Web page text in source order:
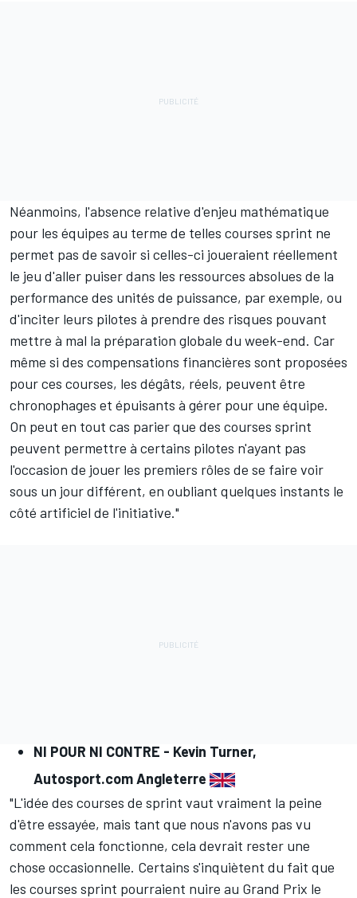
Néanmoins, l'absence relative d'enjeu mathématique
pour les équipes au terme de telles courses sprint ne
permet pas de savoir si celles-ci joueraient réellement
le jeu d'aller puiser dans les ressources absolues de la
performance des unités de puissance, par exemple, ou
d'inciter leurs pilotes à prendre des risques pouvant
mettre à mal la préparation globale du week-end. Car
même si des compensations financières sont proposées
pour ces courses, les dégâts, réels, peuvent être
chronophages et épuisants à gérer pour une équipe.
On peut en tout cas parier que des courses sprint
peuvent permettre à certains pilotes n'ayant pas
l'occasion de jouer les premiers rôles de se faire voir
sous un jour différent, en oubliant quelques instants le
côté artificiel de l'initiative."
NI POUR NI CONTRE - Kevin Turner,
Autosport.comAngleterre
"L'idée des courses de sprint vaut vraiment la peine
d'être essayée, mais tant que nous n'avons pas vu
comment cela fonctionne, cela devrait rester une
chose occasionnelle. Certains s'inquiètent du fait que
les courses sprint pourraient nuire au Grand Prix le